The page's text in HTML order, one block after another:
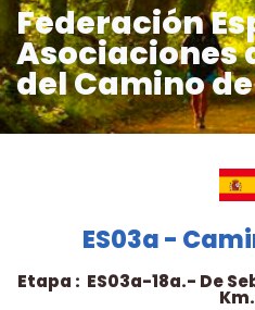
Federación
Asociaciones
del Camino
ES03a -
Etapa : ES03a-18a.- De